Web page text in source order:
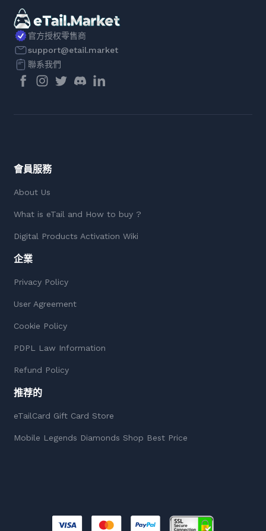
官方授权零售商
support@etail.market
聯系我們
會員服務
About Us
What is eTail and How to buy ?
Digital Products Activation Wiki
企業
Privacy Policy
User Agreement
Cookie Policy
PDPL Law Information
Refund Policy
推荐的
eTailCard Gift Card Store
Mobile Legends Diamonds Shop Best Price